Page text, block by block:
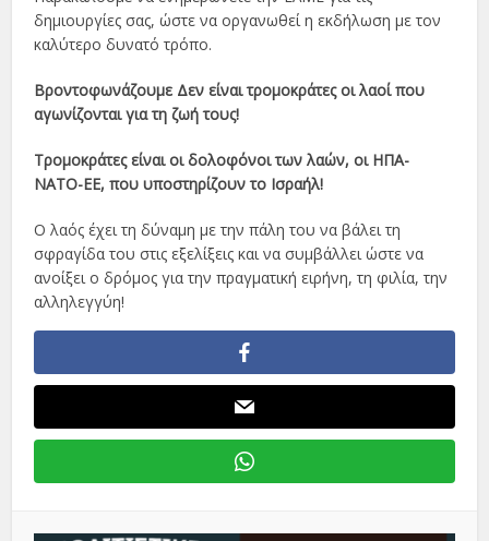
δημιουργίες σας, ώστε να οργανωθεί η εκδήλωση με τον
καλύτερο δυνατό τρόπο.
Βροντοφωνάζουμε Δεν είναι τρομοκράτες οι λαοί που
αγωνίζονται για τη ζωή τους!
Τρομοκράτες είναι οι δολοφόνοι των λαών, οι ΗΠΑ-
ΝΑΤΟ-ΕΕ, που υποστηρίζουν το Ισραήλ!
Ο λαός έχει τη δύναμη με την πάλη του να βάλει τη
σφραγίδα του στις εξελίξεις και να συμβάλλει ώστε να
ανοίξει ο δρόμος για την πραγματική ειρήνη, τη φιλία, την
αλληλεγγύη!